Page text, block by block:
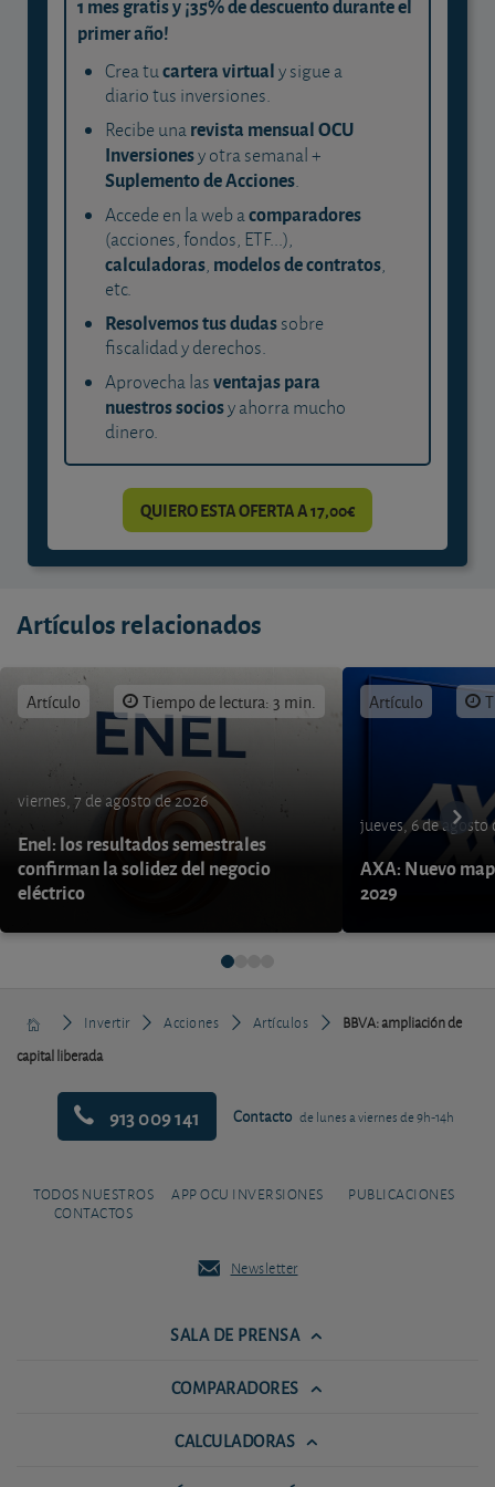
1 mes gratis y ¡35% de descuento durante el
primer año!
Crea tucartera virtualy sigue a
diario tus inversiones.
Recibe unarevista mensual OCU
Inversionesy otra semanal +
Suplemento de Acciones.
Accede en la web acomparadores
(acciones, fondos, ETF...),
calculadoras, modelos de contratos,
etc.
Resolvemos tus dudassobre
fiscalidad y derechos.
Aprovecha lasventajas para
nuestros sociosy ahorra mucho
dinero.
QUIERO ESTA OFERTA A 17,00€
Artículos relacionados
Artículo Tiempo de lectura: 3 min.
viernes, 7 de agosto de 2026
Enel: los resultados semestrales
confirman la solidez del negocio
eléctrico
Artículo
jueves, 6 de agosto
AXA: Nuevo
2029
Invertir Acciones Artículos
BBVA: ampliación de
capital liberada
913 009 141 Contacto de lunes a viernes de 9h-14h
TODOS NUESTROS
CONTACTOS
APP OCU INVERSIONES PUBLICACIONES
Newsletter
SALA DE PRENSA
COMPARADORES
CALCULADORAS